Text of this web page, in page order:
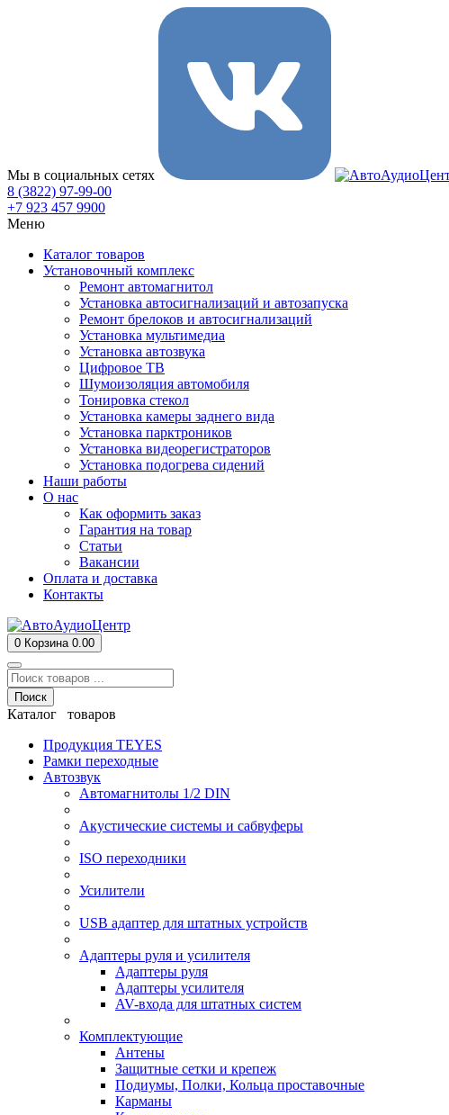
Мы в социальных сетях
8 (3822) 97-99-00
+7 923 457 9900
Меню
Каталог товаров
Установочный комплекс
Ремонт автомагнитол
Установка автосигнализаций и автозапуска
Ремонт брелоков и автосигнализаций
Установка мультимедиа
Установка автозвука
Цифровое ТВ
Шумоизоляция автомобиля
Тонировка стекол
Установка камеры заднего вида
Установка парктроников
Установка видеорегистраторов
Установка подогрева сидений
Наши работы
О нас
Как оформить заказ
Гарантия на товар
Статьи
Вакансии
Оплата и доставка
Контакты
0 Корзина 0.00
Поиск
Каталог товаров
Продукция TEYES
Рамки переходные
Автозвук
Автомагнитолы 1/2 DIN
Акустические системы и сабвуферы
ISO переходники
Усилители
USB адаптер для штатных устройств
Адаптеры руля и усилителя
Адаптеры руля
Адаптеры усилителя
AV-входа для штатных систем
Комплектующие
Антены
Защитные сетки и крепеж
Подиумы, Полки, Кольца проставочные
Карманы